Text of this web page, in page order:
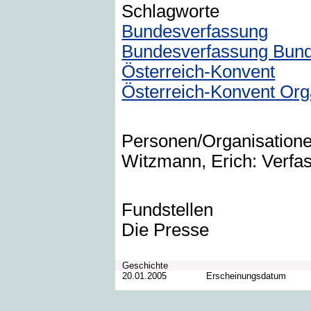
Schlagworte
Bundesverfassung
Bundesverfassung
Österreich-Konvent
Österreich-Konvent
Personen/
Witzmann, Erich:
Fundstellen
Die Presse
Geschichte
20.01.2005
Erscheinungsdatum